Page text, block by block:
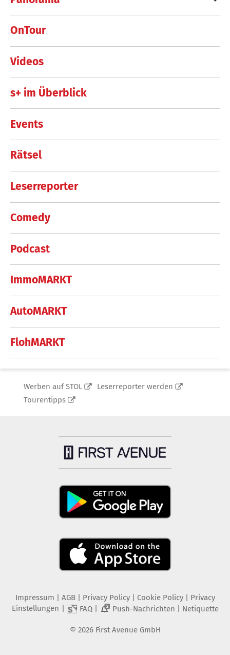
OnTour
Videos
s+ im Überblick
Events
Rätsel
Leserreporter
Comedy
Podcast
ImmoMARKT
AutoMARKT
FlohMARKT
Werben auf STOL
Leserreporter werden
Tourentipps
Impressum AGB Privacy Policy| Cookie Policy| Privacy
Einstellungen
FAQ| 2 Push-Nachrichten Netiquette
© 2026 First Avenue GmbH